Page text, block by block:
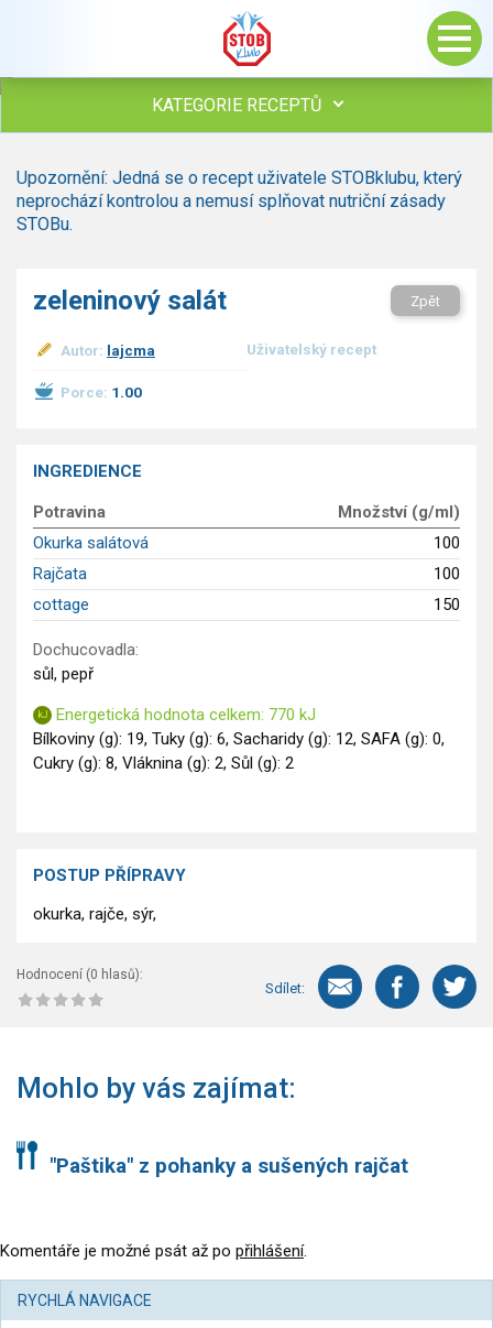
KATEGORIE RECEPTŮ
Polévky
Studená kuchyně
Bezmasé a zeleninové
Sladké pokrmy
Dezerty
Dětské recepty
GLP-1 recepty
Upozornění: Jedná se o recept uživatele STOBklubu, který
neprochází kontrolou a nemusí splňovat nutriční zásady
STOBu.
zeleninový salát Zpět
Autor: lajcma Uživatelský recept
Porce: 1.00
INGREDIENCE
Potravina
Množství (g/ml)
Okurka salátová
100
Rajčata
100
cottage
150
Dochucovadla:
sůl, pepř
Energetická hodnota celkem: 770 kJ
Bílkoviny (g): 19, Tuky (g): 6, Sacharidy (g): 12, SAFA (g): 0,
Cukry (g): 8, Vláknina (g): 2, Sůl (g): 2
POSTUP PŘÍPRAVY
okurka, rajče, sýr,
Hodnocení (0 hlasů):
Sdílet:
Mohlo by vás zajímat:
"Paštika" z pohanky a sušených rajčat
Komentáře je možné psát až po přihlášení.
RYCHLÁ NAVIGACE